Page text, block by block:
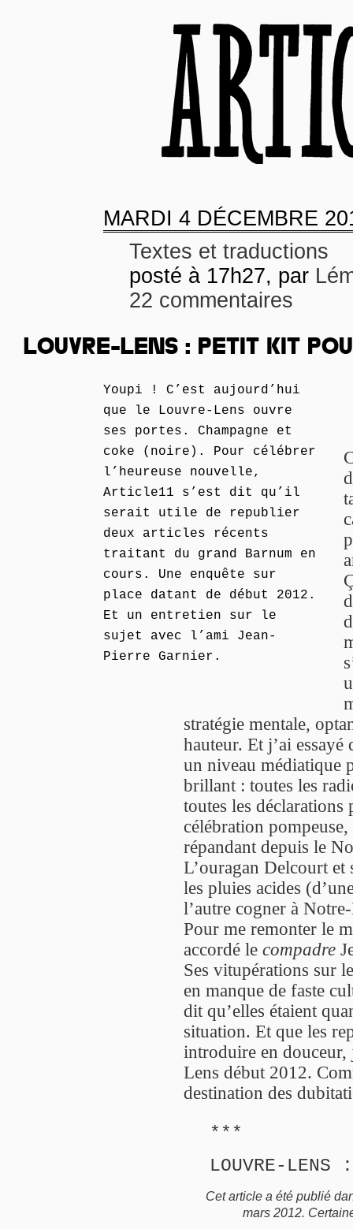
MARDI 4 DÉCEMBRE
Textes et traductions
posté à 17h27, par
22 commentaires
LOUVRE-LENS : PETIT KIT
Youpi ! C’est aujourd’hui
que le Louvre-Lens ouvre
ses portes. Champagne et
coke (noire). Pour célébrer
l’heureuse nouvelle,
Article11 s’est dit qu’il
serait utile de republier
deux articles récents
traitant du grand Barnum en
cours. Une enquête sur
place datant de début 2012.
Et un entretien sur le
sujet avec l’ami Jean-
Pierre Garnier.
stratégie mentale,
hauteur. Et j’ai
un niveau médiatique
brillant : toutes les
toutes les
célébration
répandant depuis le
L’ouragan Delcourt et
les pluies acides
l’autre cogner à
Pour me remonter le
accordé le compadre
Ses vitupérations sur
en manque de faste
dit qu’elles étaient
situation. Et que les
introduire en douceur,
Lens début 2012.
destination des
***
LOUVRE-LENS
Cet article a été publié
mars 2012.